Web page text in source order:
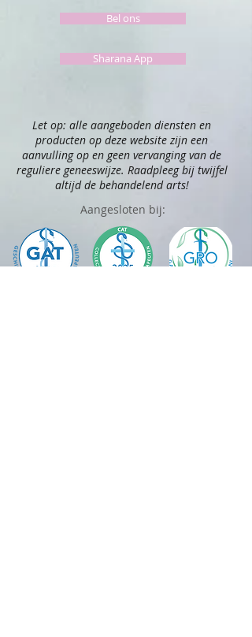
Bel ons
Sharana App
Let op: alle aangeboden diensten en
producten op deze website zijn een
aanvulling op en geen vervanging van de
reguliere geneeswijze. Raadpleeg bij twijfel
altijd de behandelend arts!
Aangesloten bij: